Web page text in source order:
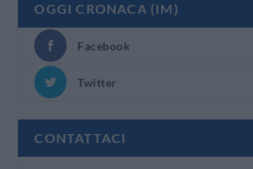
OGGI CRONACA (IM)
Facebook
Twitter
CONTATTACI